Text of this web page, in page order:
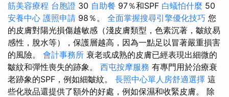
筋美容療程 台胞證 30 自助餐 97％和SPF 白蟻怕什麼 50
安養中心 護照申請 98％。 全面掌握搜尋引擎優化技巧 您
的皮膚對陽光損傷越敏感（淺皮膚類型，色素沉著，皺紋易
感性，脫水等），保護層越高，因為一點足以冒著嚴重損害
的風險。 會計事務所 衰老或成熟的皮膚已經表現出細微的
皺紋和彈性喪失的跡象。 西屯按摩服務 有專門用於治療衰
老跡象的SPF，例如細皺紋。 長照中心單人房舒適選擇 這
些化妝品還提供了額外的好處，例如保濕和收緊皮膚。 除